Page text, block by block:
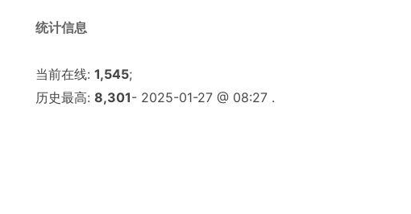
统计信息
当前在线: 1,545;
历史最高: 8,301- 2025-01-27 @ 08:27 .